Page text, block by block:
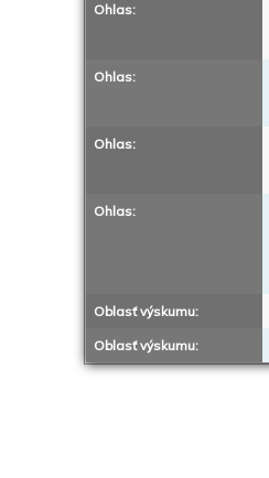
Ohlas:
Ohlas:
Ohlas:
Ohlas:
Oblasť výskumu:
Oblasť výskumu: